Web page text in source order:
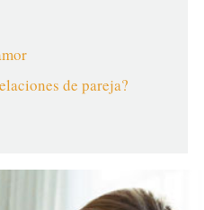
de pareja?